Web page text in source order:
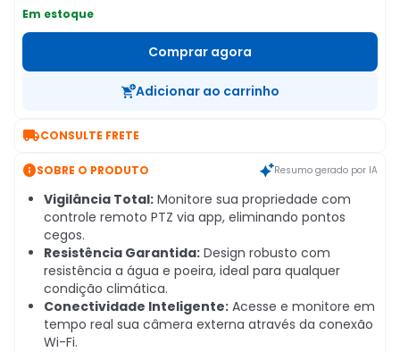
Em estoque
Comprar agora
Adicionar ao carrinho
CONSULTE FRETE
SOBRE O PRODUTO Resumo gerado por IA
Vigilância Total: Monitore sua propriedade com
controle remoto PTZ via app, eliminando pontos
cegos.
Resistência Garantida: Design robusto com
resistência a água e poeira, ideal para qualquer
condição climática.
Conectividade Inteligente: Acesse e monitore em
tempo real sua câmera externa através da conexão
Wi-Fi.